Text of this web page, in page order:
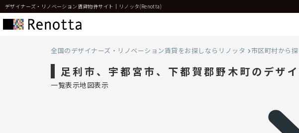
デザイナーズ・リノベーション賃貸物件サイト｜リノッタ(Renotta)
全国のデザイナーズ・リノベーション賃貸をお探しならリノッタ 市区町村から探
足利市、宇都宮市、下都賀郡野木町のデザ
一覧表示地図表示